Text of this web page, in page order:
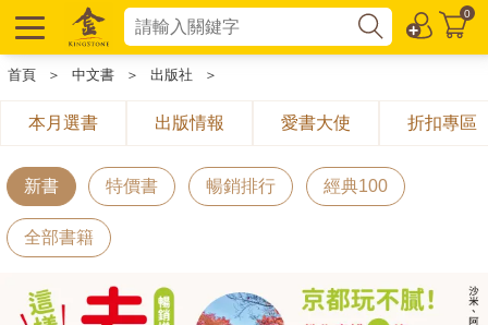
0
首頁 ＞ 中文書 ＞ 出版社 ＞
本月選書 出版情報 愛書大使 折扣專區
新書 特價書 暢銷排行 經典100
全部書籍